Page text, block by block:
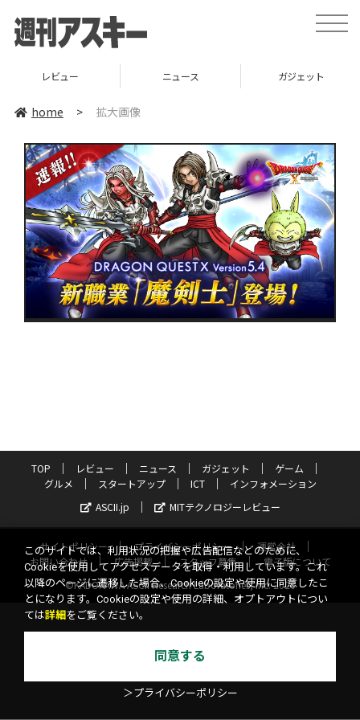
toggle
レビュー ニュース ガジェット
home > 拡大画像
TOP レビュー ニュース ガジェット
ゲーム
グルメ
スタートアップ ICT
インフォメーション
ASCII.jp
MITテクノロジーレビュー
サイトポリシー プライバシーポリシー
運営会社
お問い合わせ
広告掲載 スタッフ募集
電子版について
©KADOKAWA ASCII Research Laboratories, Inc. 2026
このサイトでは、利用状況の把握や広告配信などのために、
Cookieを使用してアクセスデータを取得・利用しています。これ
以降のページに遷移した場合、Cookieの設定や使用に同意したこ
とになります。Cookieの設定や使用の詳細、オプトアウトについ
ては詳細 をご覧ください。
同意する
＞プライバシーポリシー